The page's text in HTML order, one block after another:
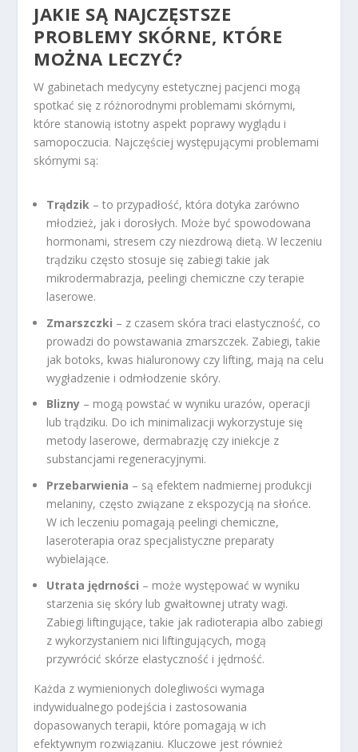
JAKIE SĄ NAJCZĘSTSZE
PROBLEMY SKÓRNE, KTÓRE
MOŻNA LECZYĆ?
W gabinetach medycyny estetycznej pacjenci mogą
spotkać się z różnorodnymi problemami skórnymi,
które stanowią istotny aspekt poprawy wyglądu i
samopoczucia. Najczęściej występującymi problemami
skórnymi są:
Trądzik – to przypadłość, która dotyka zarówno
młodzież, jak i dorosłych. Może być spowodowana
hormonami, stresem czy niezdrową dietą. W leczeniu
trądziku często stosuje się zabiegi takie jak
mikrodermabrazja, peelingi chemiczne czy terapie
laserowe.
Zmarszczki – z czasem skóra traci elastyczność, co
prowadzi do powstawania zmarszczek. Zabiegi, takie
jak botoks, kwas hialuronowy czy lifting, mają na celu
wygładzenie i odmłodzenie skóry.
Blizny – mogą powstać w wyniku urazów, operacji
lub trądziku. Do ich minimalizacji wykorzystuje się
metody laserowe, dermabrazję czy iniekcje z
substancjami regeneracyjnymi.
Przebarwienia – są efektem nadmiernej produkcji
melaniny, często związane z ekspozycją na słońce.
W ich leczeniu pomagają peelingi chemiczne,
laseroterapia oraz specjalistyczne preparaty
wybielające.
Utrata jędrności – może występować w wyniku
starzenia się skóry lub gwałtownej utraty wagi.
Zabiegi liftingujące, takie jak radioterapia albo zabiegi
z wykorzystaniem nici liftingujących, mogą
przywrócić skórze elastyczność i jędrność.
Każda z wymienionych dolegliwości wymaga
indywidualnego podejścia i zastosowania
dopasowanych terapii, które pomagają w ich
efektywnym rozwiązaniu. Kluczowe jest również